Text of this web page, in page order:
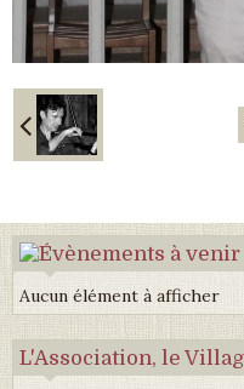
Aucun élément à afficher
L'Association, le